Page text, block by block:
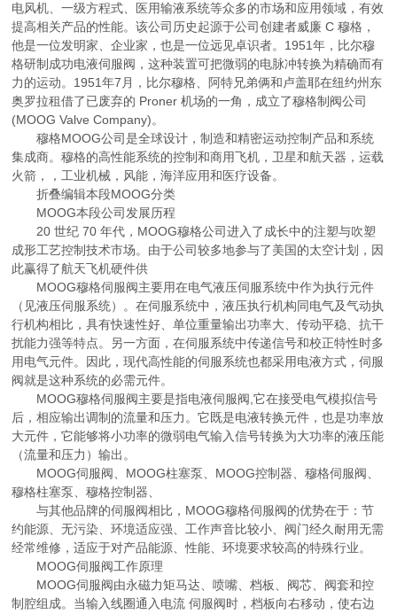
电风机、一级方程式、医用输液系统等众多的市场和应用领域，有效
提高相关产品的性能。该公司历史起源于公司创建者威廉 C 穆格，
他是一位发明家、企业家，也是一位远见卓识者。1951年，比尔穆
格研制成功电液伺服阀，这种装置可把微弱的电脉冲转换为精确而有
力的运动。1951年7月，比尔穆格、阿特兄弟俩和卢盖耶在纽约州东
奥罗拉租借了已废弃的 Proner 机场的一角，成立了穆格制阀公司
(MOOG Valve Company)。
穆格MOOG公司是全球设计，制造和精密运动控制产品和系统
集成商。穆格的高性能系统的控制和商用飞机，卫星和航天器，运载
火箭，，工业机械，风能，海洋应用和医疗设备。
折叠编辑本段MOOG分类
MOOG本段公司发展历程
20 世纪 70 年代，MOOG穆格公司进入了成长中的注塑与吹塑
成形工艺控制技术市场。由于公司较多地参与了美国的太空计划，因
此赢得了航天飞机硬件供
MOOG穆格伺服阀主要用在电气液压伺服系统中作为执行元件
（见液压伺服系统）。在伺服系统中，液压执行机构同电气及气动执
行机构相比，具有快速性好、单位重量输出功率大、传动平稳、抗干
扰能力强等特点。另一方面，在伺服系统中传递信号和校正特性时多
用电气元件。因此，现代高性能的伺服系统也都采用电液方式，伺服
阀就是这种系统的必需元件。
MOOG穆格伺服阀主要是指电液伺服阀,它在接受电气模拟信号
后，相应输出调制的流量和压力。它既是电液转换元件，也是功率放
大元件，它能够将小功率的微弱电气输入信号转换为大功率的液压能
（流量和压力）输出。
MOOG伺服阀、MOOG柱塞泵、MOOG控制器、穆格伺服阀、
穆格柱塞泵、穆格控制器、
与其他品牌的伺服阀相比，MOOG穆格伺服阀的优势在于：节
约能源、无污染、环境适应强、工作声音比较小、阀门经久耐用无需
经常维修，适应于对产品能源、性能、环境要求较高的特殊行业。
MOOG伺服阀工作原理
MOOG伺服阀由永磁力矩马达、喷嘴、档板、阀芯、阀套和控
制腔组成。当输入线圈通入电流 伺服阀时，档板向右移动，使右边